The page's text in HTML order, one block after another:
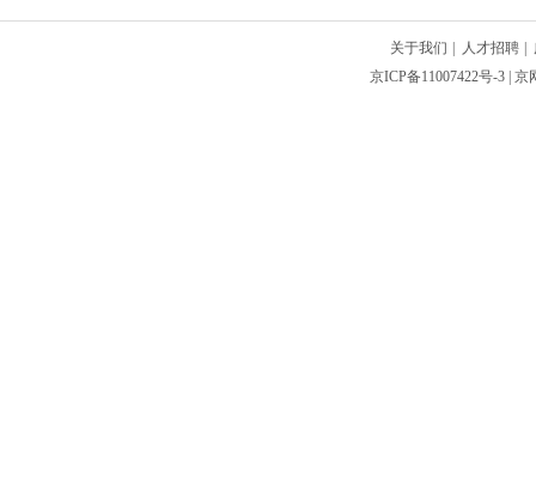
关于我们 人才招聘
京ICP备11007422号-3 |